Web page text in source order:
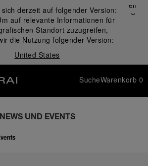
derzeit auf folgender Version:
auf relevante Informationen für
Standort zuzugreifen,
die Nutzung folgender Version:
United States
Schließen
✕
SucheWarenkorb 0
NEWS UND EVENTS